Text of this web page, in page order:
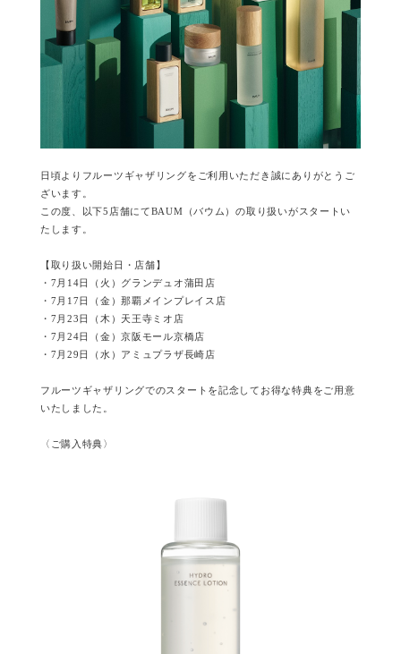
日頃よりフルーツギャザリングをご利用いただき誠にありがとうご
ざいます。
この度、以下5店舗にてBAUM（バウム）の取り扱いがスタートい
たします。
【取り扱い開始日・店舗】
・7月14日（火）グランデュオ蒲田店
・7月17日（金）那覇メインプレイス店
・7月23日（木）天王寺ミオ店
・7月24日（金）京阪モール京橋店
・7月29日（水）アミュプラザ長崎店
フルーツギャザリングでのスタートを記念してお得な特典をご用意
いたしました。
〈ご購入特典〉